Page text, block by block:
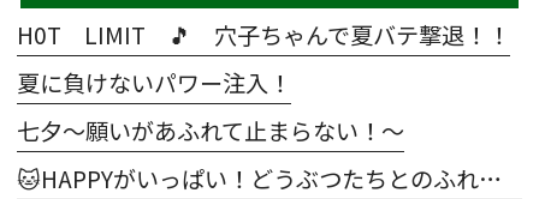
H0T LIMIT 🎵 穴子ちゃんで夏バテ撃退！！
夏に負けないパワー注入！
七夕～願いがあふれて止まらない！～
🐱HAPPYがいっぱい！どうぶつたちとのふれあい大作戦🐶